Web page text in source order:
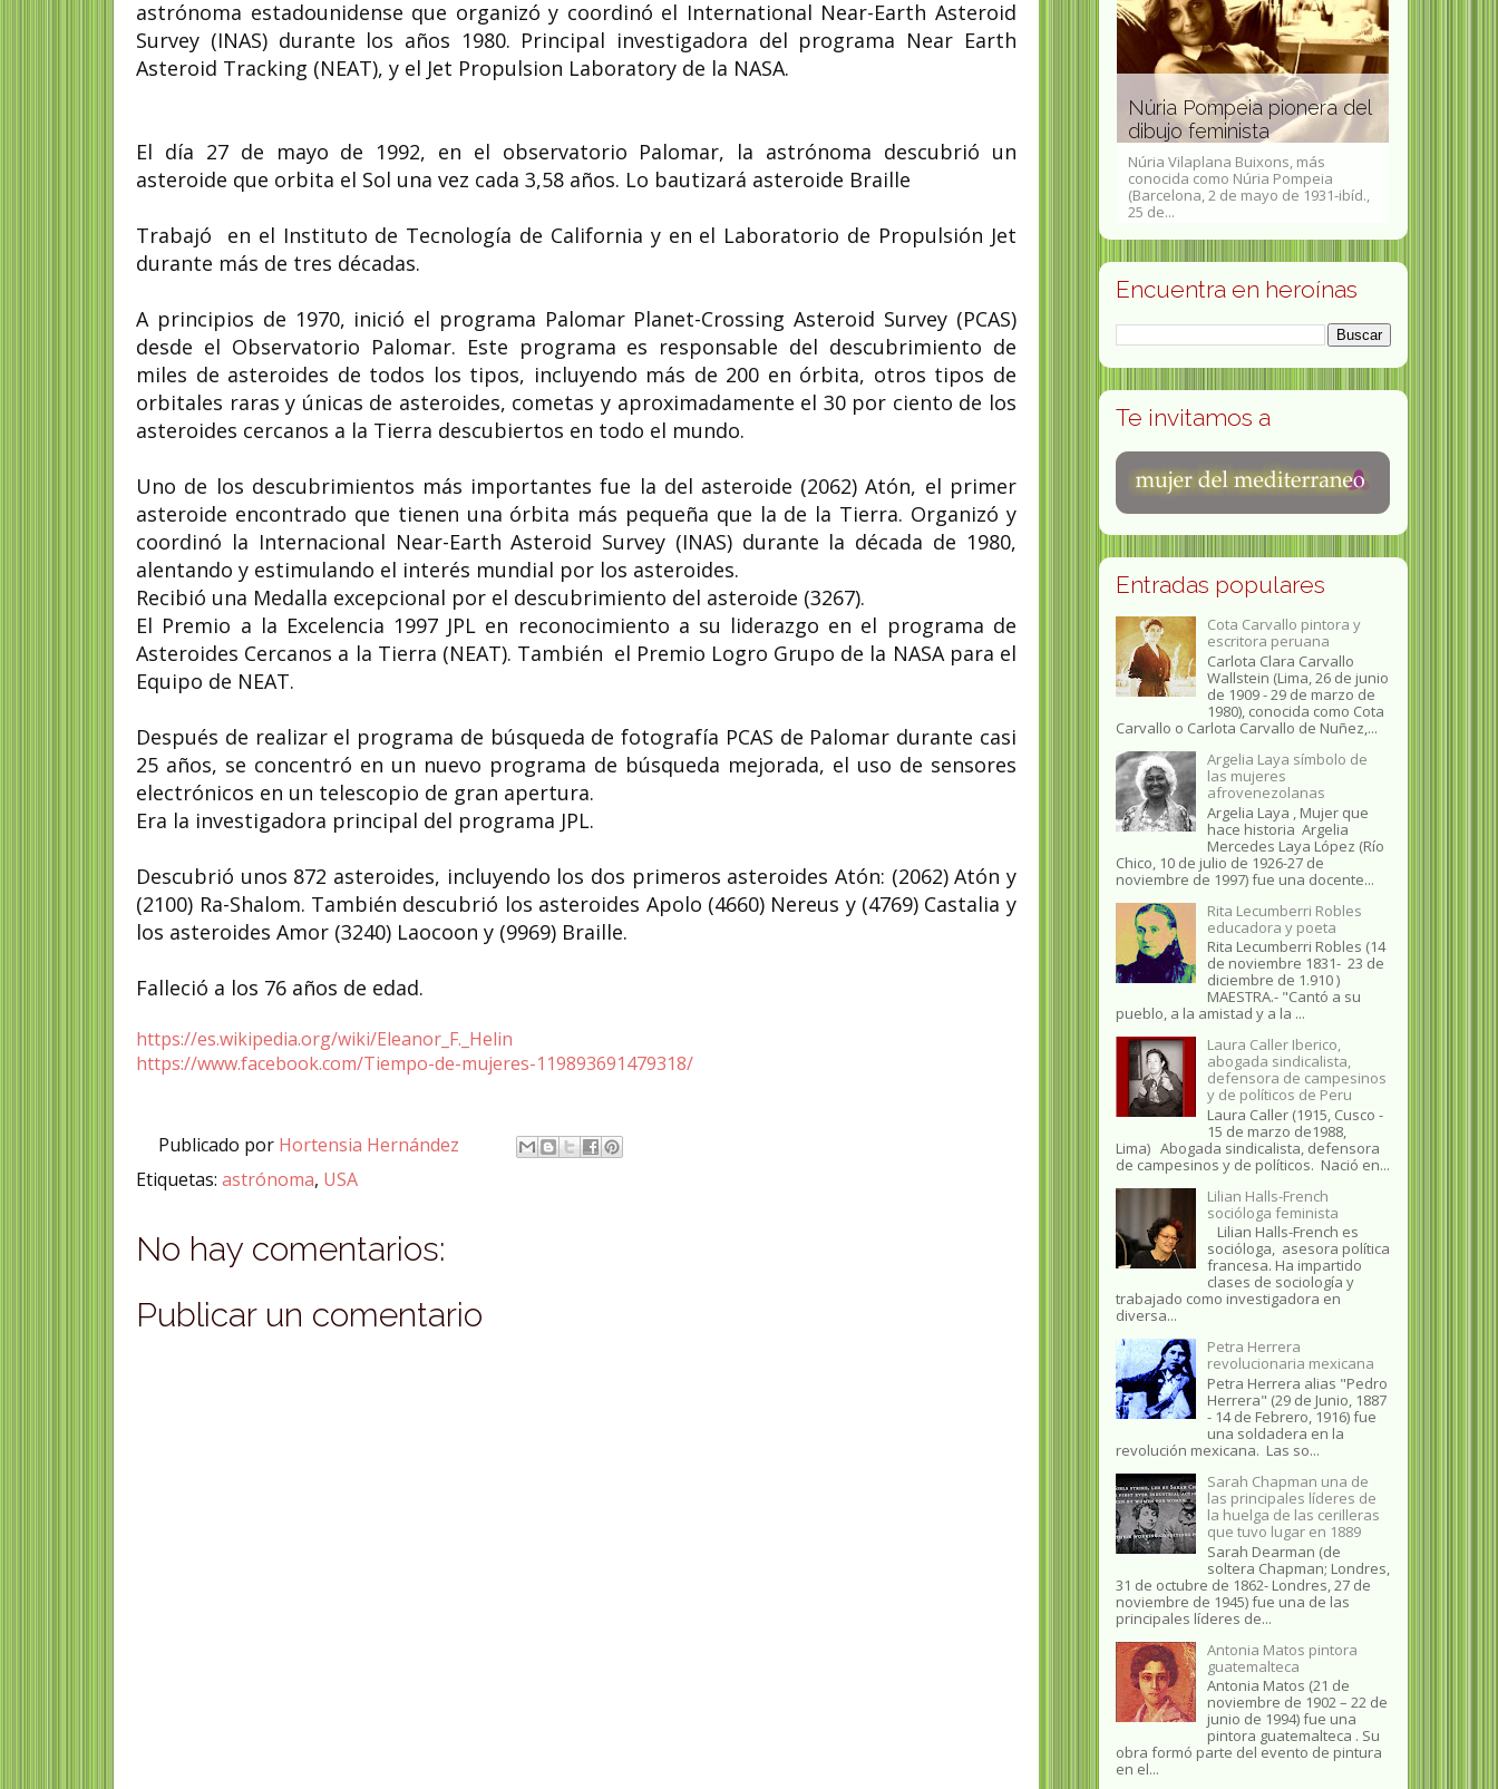
astrónoma estadounidense que organizó y coordinó el International Near-Earth Asteroid
Survey (INAS) durante los años 1980. Principal investigadora del programa Near Earth
Asteroid Tracking (NEAT), y el Jet Propulsion Laboratory de la NASA.
El día 27 de mayo de 1992, en el observatorio Palomar, la astrónoma descubrió un
asteroide que orbita el Sol una vez cada 3,58 años. Lo bautizará asteroide Braille
Trabajó en el Instituto de Tecnología de California y en el Laboratorio de Propulsión Jet
durante más de tres décadas.
A principios de 1970, inició el programa Palomar Planet-Crossing Asteroid Survey (PCAS)
desde el Observatorio Palomar. Este programa es responsable del descubrimiento de
miles de asteroides de todos los tipos, incluyendo más de 200 en órbita, otros tipos de
orbitales raras y únicas de asteroides, cometas y aproximadamente el 30 por ciento de los
asteroides cercanos a la Tierra descubiertos en todo el mundo.
Uno de los descubrimientos más importantes fue la del asteroide (2062) Atón, el primer
asteroide encontrado que tienen una órbita más pequeña que la de la Tierra. Organizó y
coordinó la Internacional Near-Earth Asteroid Survey (INAS) durante la década de 1980,
alentando y estimulando el interés mundial por los asteroides.
Recibió una Medalla excepcional por el descubrimiento del asteroide (3267).
El Premio a la Excelencia 1997 JPL en reconocimiento a su liderazgo en el programa de
Asteroides Cercanos a la Tierra (NEAT). También el Premio Logro Grupo de la NASA para el
Equipo de NEAT.
Después de realizar el programa de búsqueda de fotografía PCAS de Palomar durante casi
25 años, se concentró en un nuevo programa de búsqueda mejorada, el uso de sensores
electrónicos en un telescopio de gran apertura.
Era la investigadora principal del programa JPL.
Descubrió unos 872 asteroides, incluyendo los dos primeros asteroides Atón: (2062) Atón y
(2100) Ra-Shalom. También descubrió los asteroides Apolo (4660) Nereus y (4769) Castalia y
los asteroides Amor (3240) Laocoon y (9969) Braille.
Falleció a los 76 años de edad.
https://es.wikipedia.org/wiki/Eleanor_F._Helin
https://www.facebook.com/Tiempo-de-mujeres-119893691479318/
Publicado por Hortensia Hernández
Etiquetas:astrónoma, USA
No hay comentarios:
Publicar un comentario
Helen Rose Ebaugh
socióloga
Marie Goegg-Pouchoulin
una de las primeras
militantes de Suiza por los
paz
Marie Goegg-Pouchoulin ( Ginebra,
Núria Pompeia pionera del
dibujo feminista
Núria Vilaplana Buixons, más
conocida como Núria Pompeia
(Barcelona, 2 de mayo de 1931-ibíd.,
25 de...
Encuentra en heroínas
Te invitamos a
Entradas populares
Cota Carvallo pintora y
escritora peruana
Carlota Clara Carvallo
Wallstein (Lima, 26 de junio
de 1909 - 29 de marzo de
1980), conocida como Cota
Carvallo o Carlota Carvallo de Nuñez,...
Argelia Laya símbolo de
las mujeres
afrovenezolanas
Argelia Laya , Mujer que
hace historia Argelia
Mercedes Laya López (Río
Chico, 10 de julio de 1926-27 de
noviembre de 1997) fue una docente...
Rita Lecumberri Robles
educadora y poeta
Rita Lecumberri Robles (14
de noviembre 1831- 23 de
diciembre de 1.910 )
MAESTRA.- "Cantó a su
pueblo, a la amistad y a la ...
Laura Caller Iberico,
abogada sindicalista,
defensora de campesinos
y de políticos de Peru
Laura Caller (1915, Cusco -
15 de marzo de1988,
Lima) Abogada sindicalista, defensora
de campesinos y de políticos. Nació en...
Lilian Halls-French
socióloga feminista
Lilian Halls-French es
socióloga, asesora política
francesa. Ha impartido
clases de sociología y
trabajado como investigadora en
diversa...
Petra Herrera
revolucionaria mexicana
Petra Herrera alias "Pedro
Herrera" (29 de Junio, 1887
- 14 de Febrero, 1916) fue
una soldadera en la
revolución mexicana. Las so...
Sarah Chapman una de
las principales líderes de
la huelga de las cerilleras
que tuvo lugar en 1889
Sarah Dearman (de
soltera Chapman; Londres,
31 de octubre de 1862​- Londres, 27 de
noviembre de 1945)​ fue una de las
principales líderes de...
Antonia Matos pintora
guatemalteca
Antonia Matos (21 de
noviembre de 1902 – 22 de
junio de 1994) fue una
pintora guatemalteca . Su
obra formó parte del evento de pintura
en el...